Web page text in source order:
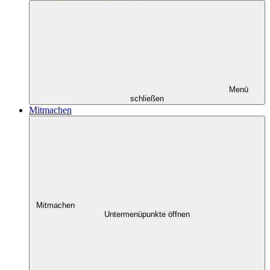
Menü
schließen
Mitmachen
Mitmachen
Untermenüpunkte öffnen